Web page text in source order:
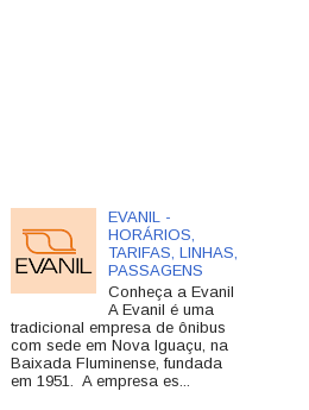
EVANIL -
HORÁRIOS,
TARIFAS, LINHAS,
PASSAGENS
Conheça a Evanil
A Evanil é uma
tradicional empresa de ônibus
com sede em Nova Iguaçu, na
Baixada Fluminense, fundada
em 1951. A empresa es...